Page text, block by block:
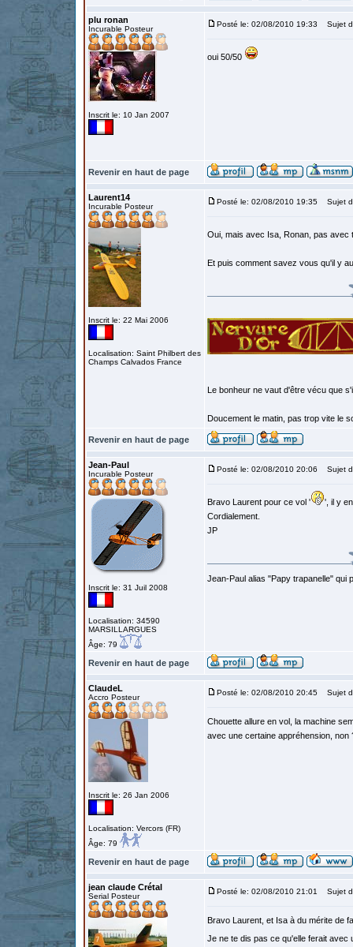
plu ronan
Incurable Posteur
Inscrit le: 10 Jan 2007
Posté le: 02/08/2010 19:33 Sujet
oui 50/50
Revenir en haut de page
Laurent14
Incurable Posteur
Inscrit le: 22 Mai 2006
Localisation: Saint Philbert des
Champs Calvados France
Posté le: 02/08/2010 19:35 Sujet
Oui, mais avec Isa, Ronan, pas avec
Et puis comment savez vous qu'il y
Le bonheur ne vaut d'être vécu que
Doucement le matin, pas trop vite le
Revenir en haut de page
Jean-Paul
Incurable Posteur
Inscrit le: 31 Juil 2008
Localisation: 34590
MARSILLARGUES
Âge: 79
Posté le: 02/08/2010 20:06 Sujet
Bravo Laurent pour ce vol '
', il y
Cordialement.
JP
Jean-Paul alias "Papy trapanelle" qui
Revenir en haut de page
ClaudeL
Accro Posteur
Inscrit le: 26 Jan 2006
Localisation: Vercors (FR)
Âge: 79
Posté le: 02/08/2010 20:45 Sujet
Chouette allure en vol, la machine
avec une certaine appréhension, non
Revenir en haut de page
jean claude Crétal
Serial Posteur
Posté le: 02/08/2010 21:01 Sujet
Bravo Laurent, et Isa à du mérite de
Je ne te dis pas ce qu'elle ferait avec